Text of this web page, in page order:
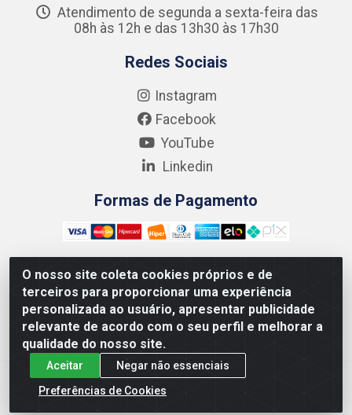
O nosso site coleta cookies próprios e de
terceiros para proporcionar uma experiência
personalizada ao usuário, apresentar publicidade
relevante de acordo com o seu perfil e melhorar a
qualidade do nosso site.
Aceitar
Negar não essenciais
Preferências de Cookies
Atendimento de segunda a sexta-feira das
08h às 12h e das 13h30 às 17h30
Redes Sociais
Instagram
Facebook
YouTube
Linkedin
Formas de Pagamento
Kgmlan Distribuidora LTDA - CNPJ 18.217.682/0001-54 -
Rua Pedro de Barros Cavalcante, 58 - Bultrins, Olinda/PE
- CEP 53320-110